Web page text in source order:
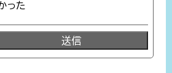
った